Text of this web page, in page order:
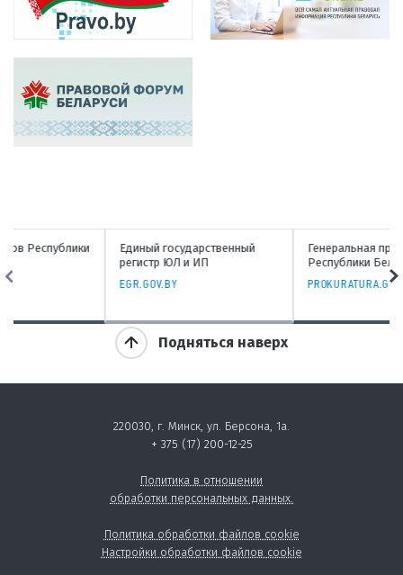
Единый государственный
Генеральная прокуратура
Республики Беларусь
PROKURATURA.GOV.BY
Подняться наверх
220030, г. Минск, ул. Берсона, 1а.
+ 375 (17) 200-12-25
Политика в отношении
обработки персональных данных.
Политика обработки файлов cookie
Настройки обработки файлов cookie